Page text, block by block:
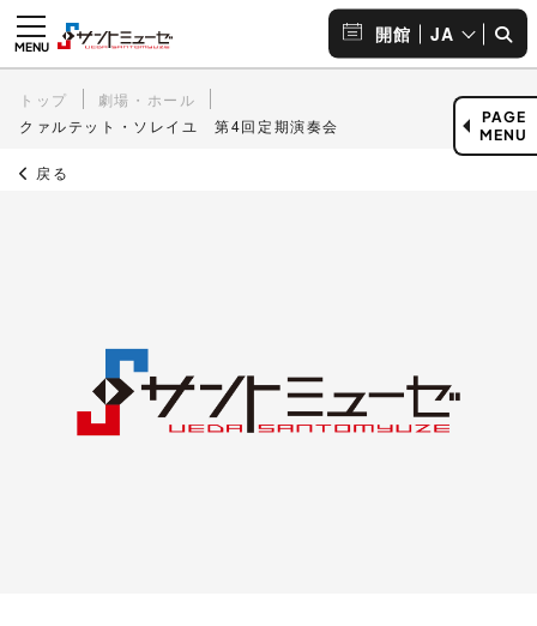
開館 JA
トップ
劇場・ホール
クァルテット・ソレイユ 第4回定期演奏会
戻る
PAGE
MENU